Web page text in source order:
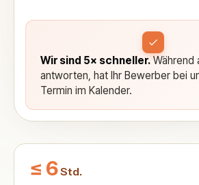
Wir sind 5× schneller.Während
antworten, hat Ihr Bewerber bei
Termin im Kalender.
≤ 6Std.